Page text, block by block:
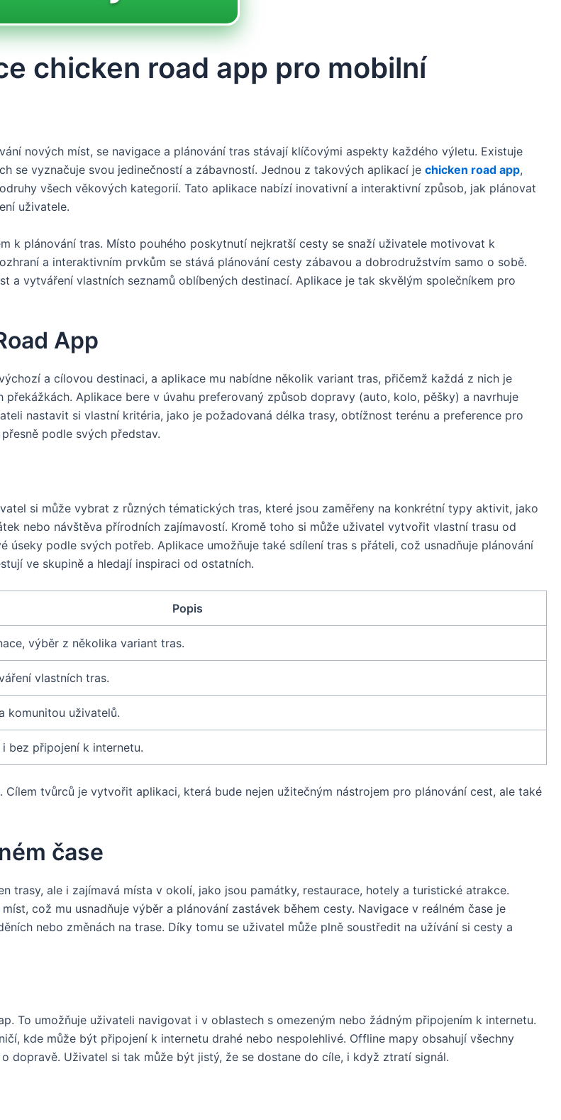
chicken road app pro mobilní
nových míst, se navigace a plánování tras stávají klíčovými aspekty každého výletu. Existuje
se vyznačuje svou jedinečností a zábavností. Jednou z takových aplikací je chicken road app,
všech věkových kategorií. Tato aplikace nabízí inovativní a interaktivní způsob, jak plánovat
uživatele.
k plánování tras. Místo pouhého poskytnutí nejkratší cesty se snaží uživatele motivovat k
a interaktivním prvkům se stává plánování cesty zábavou a dobrodružstvím samo o sobě.
a vytváření vlastních seznamů oblíbených destinací. Aplikace je tak skvělým společníkem pro
App
a cílovou destinaci, a aplikace mu nabídne několik variant tras, přičemž každá z nich je
Aplikace bere v úvahu preferovaný způsob dopravy (auto, kolo, pěšky) a navrhuje
nastavit si vlastní kritéria, jako je požadovaná délka trasy, obtížnost terénu a preference pro
podle svých představ.
si může vybrat z různých tématických tras, které jsou zaměřeny na konkrétní typy aktivit, jako
nebo návštěva přírodních zajímavostí. Kromě toho si může uživatel vytvořit vlastní trasu od
podle svých potřeb. Aplikace umožňuje také sdílení tras s přáteli, což usnadňuje plánování
ve skupině a hledají inspiraci od ostatních.
Popis
výběr z několika variant tras.
vlastních tras.
komunitou uživatelů.
bez připojení k internetu.
tvůrců je vytvořit aplikaci, která bude nejen užitečným nástrojem pro plánování cest, ale také
čase
trasy, ale i zajímavá místa v okolí, jako jsou památky, restaurace, hotely a turistické atrakce.
což mu usnadňuje výběr a plánování zastávek během cesty. Navigace v reálném čase je
nebo změnách na trase. Díky tomu se uživatel může plně soustředit na užívání si cesty a
To umožňuje uživateli navigovat i v oblastech s omezeným nebo žádným připojením k internetu.
kde může být připojení k internetu drahé nebo nespolehlivé. Offline mapy obsahují všechny
dopravě. Uživatel si tak může být jistý, že se dostane do cíle, i když ztratí signál.